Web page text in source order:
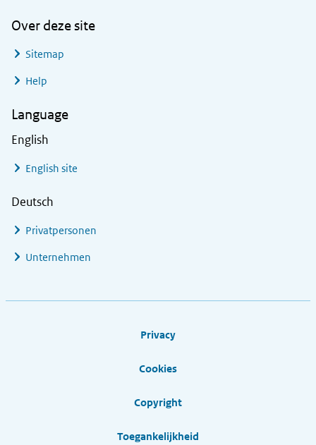
Over deze site
Sitemap
Help
Language
English
English site
Deutsch
Privatpersonen
Unternehmen
Privacy
Cookies
Copyright
Toegankelijkheid